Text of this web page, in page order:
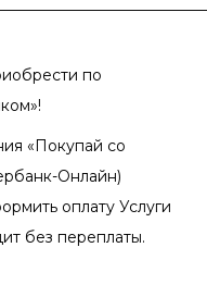
по
«Покупай со
Онлайн)
оплату Услуги
без переплаты.